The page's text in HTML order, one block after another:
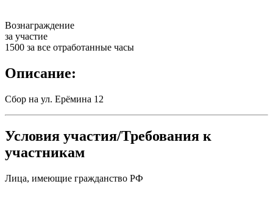
Вознаграждение
за участие
1500 за все отработанные часы
Описание:
Сбор на ул. Ерёмина 12
Условия участия/Требования к
участникам
Лица, имеющие гражданство РФ